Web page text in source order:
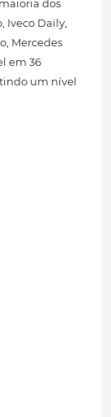
dos
Iveco Daily,
Mercedes
em 36
um nível